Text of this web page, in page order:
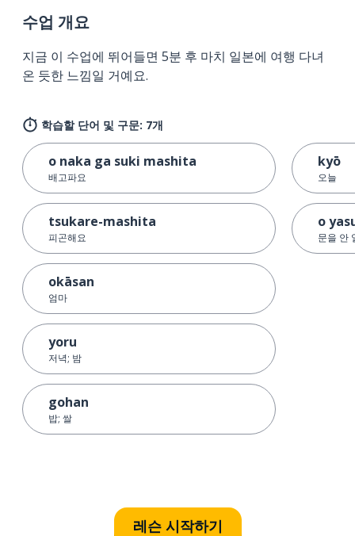
수업 개요
지금 이 수업에 뛰어들면 5분 후 마치 일본에 여행 다녀
온 듯한 느낌일 거예요.
학습할 단어 및 구문: 7개
o naka ga suki mashita
배고파요
tsukare-mashita
피곤해요
okāsan
엄마
yoru
저녁; 밤
gohan
밥; 쌀
kyō
오늘
o
문을 안
레슨 시작하기